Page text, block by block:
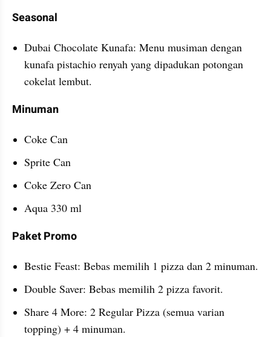
Seasonal
Dubai Chocolate Kunafa: Menu musiman dengan
kunafa pistachio renyah yang dipadukan potongan
cokelat lembut.
Minuman
Coke Can
Sprite Can
Coke Zero Can
Aqua 330 ml
Paket Promo
Bestie Feast: Bebas memilih 1 pizza dan 2 minuman.
Double Saver: Bebas memilih 2 pizza favorit.
Share 4 More: 2 Regular Pizza (semua varian
topping) + 4 minuman.